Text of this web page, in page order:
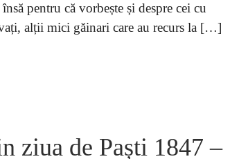
pentru că vorbește și despre cei cu
alții mici găinari care au recurs la […]
de Paști 1847 –